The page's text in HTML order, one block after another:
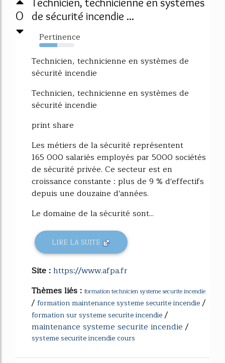
0
de sécurité incendie ...
Pertinence
51%
Technicien, technicienne en systèmes de
sécurité incendie
Technicien, technicienne en systèmes de
sécurité incendie
print share
Les métiers de la sécurité représentent
165 000 salariés employés par 5000 sociétés
de sécurité privée. Ce secteur est en
croissance constante : plus de 9 % d'effectifs
depuis une douzaine d'années.
Le domaine de la sécurité sont...
LIRE LA SUITE
Site :https://www.afpa.fr
Thèmes liés : formation technicien systeme securite incendie
/ formation maintenance systeme securite incendie/
formation sur systeme securite incendie/
maintenance systeme securite incendie/
systeme securite incendie cours